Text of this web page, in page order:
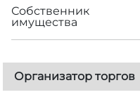
Собственник
имущества
Организатор торгов